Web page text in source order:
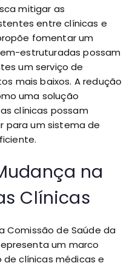
mitigar as
entre clínicas e
fomentar um
estruturadas possam
um serviço de
mais baixos. A redução
uma solução
clínicas possam
para um sistema de
na
Clínicas
Comissão de Saúde da
um marco
clínicas médicas e